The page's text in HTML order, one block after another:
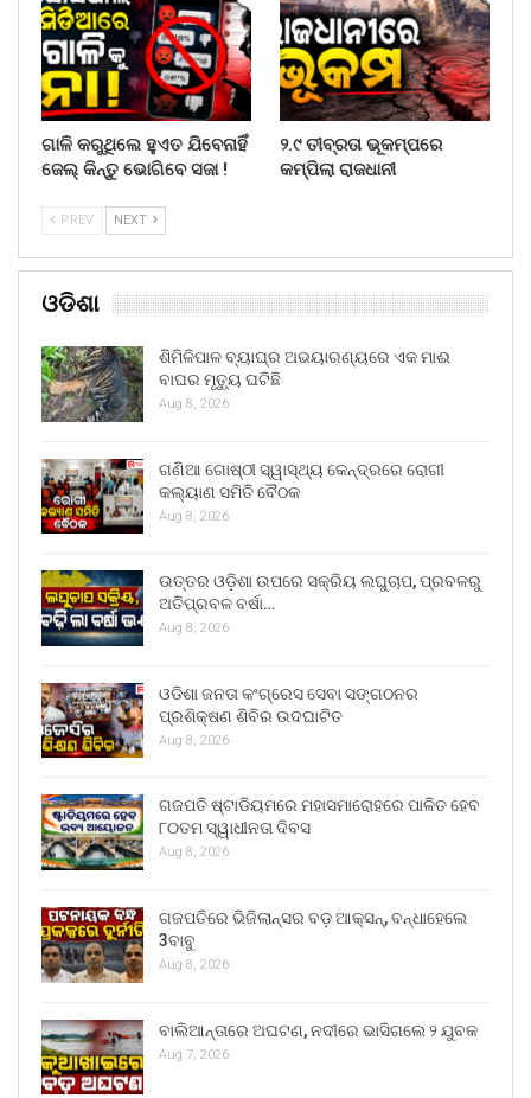
ଗାଳି କରୁଥିଲେ ହୁଏତ ଯିବେନାହିଁ
ଜେଲ୍ କିନ୍ତୁ ଭୋଗିବେ ସଜା !
୨.୯ ତୀବ୍ରତା ଭୂକମ୍ପରେ
କମ୍ପିଲା ରାଜଧାନୀ
PREV NEXT
ଓଡିଶା
ଶିମିଳିପାଳ ବ୍ୟାଘ୍ର ଅଭୟାରଣ୍ୟରେ ଏକ ମାଈ
ବାଘର ମୃତ୍ୟୁ ଘଟିଛି
Aug 8, 2026
ଗଣିଆ ଗୋଷ୍ଠୀ ସ୍ୱାସ୍ଥ୍ୟ କେନ୍ଦ୍ରରେ ରୋଗୀ
କଲ୍ୟାଣ ସମିତି ବୈଠକ
Aug 8, 2026
ଉତ୍ତର ଓଡ଼ିଶା ଉପରେ ସକ୍ରିୟ ଲଘୁଚାପ, ପ୍ରବଳରୁ
ଅତିପ୍ରବଳ ବର୍ଷା…
Aug 8, 2026
ଓଡିଶା ଜନତା କଂଗ୍ରେସ ସେବା ସଙ୍ଗଠନର
ପ୍ରଶିକ୍ଷଣ ଶିବିର ଉଦଘାଟିତ
Aug 8, 2026
ଗଜପତି ଷ୍ଟାଡିୟମରେ ମହାସମାରୋହରେ ପାଳିତ ହେବ
୮୦ତମ ସ୍ୱାଧୀନତା ଦିବସ
Aug 8, 2026
ଗଜପତିରେ ଭିଜିଲାନ୍ସର ବଡ଼ ଆକ୍ସନ୍, ବନ୍ଧାହେଲେ
3ବାବୁ
Aug 8, 2026
ବାଲିଆନ୍ତାରେ ଅଘଟଣ, ନଦୀରେ ଭାସିଗଲେ ୨ ଯୁବକ
Aug 7, 2026